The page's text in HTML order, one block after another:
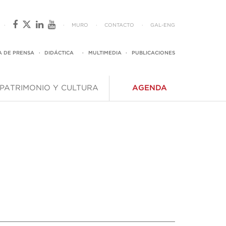
· · MURO · CONTACTO · GAL- ENG
DE PRENSA · DIDÁCTICA · MULTIMEDIA · PUBLICACIONES
PATRIMONIO Y CULTURA AGENDA